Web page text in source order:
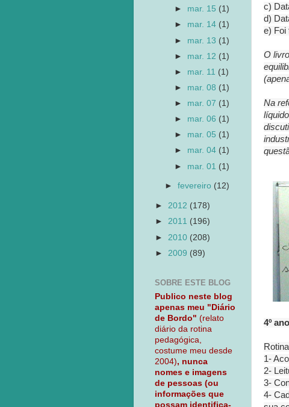
c)
d)
e) Foi
O
Na
4º
1-
2-
3-
4-
► mar. 15 (1)
► mar. 14 (1)
► mar. 13 (1)
► mar. 12 (1)
► mar. 11 (1)
► mar. 08 (1)
► mar. 07 (1)
► mar. 06 (1)
► mar. 05 (1)
► mar. 04 (1)
► mar. 01 (1)
►fevereiro (12)
► 2012 (178)
► 2011 (196)
► 2010 (208)
► 2009 (89)
SOBRE ESTE BLOG
Publico neste blog
apenas meu "Diário
de Bordo" (relato
diário da rotina
pedagógica,
costume meu desde
2004), nunca
nomes e imagens
de pessoas (ou
informações que
possam identifica-